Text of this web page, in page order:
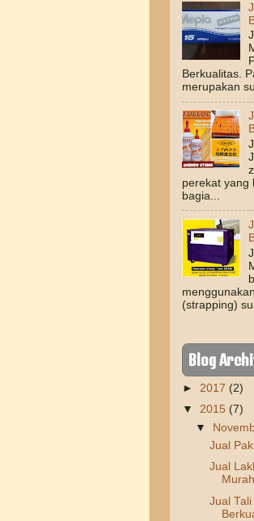
Berkualitas.
merupakan
perekat yang
bagia...
(strapping)
Blog
► 2017 (2)
▼
2015 (7)
▼
Jual
Jual
Jual